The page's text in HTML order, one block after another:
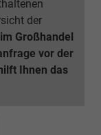
der
Großhandel
vor der
Ihnen das